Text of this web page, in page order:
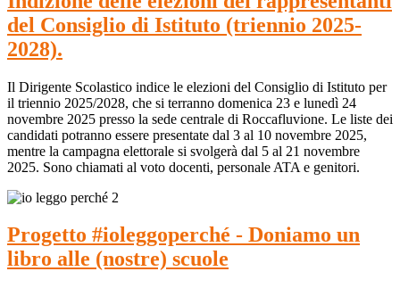
del Consiglio di Istituto (triennio 2025-
2028).
Il Dirigente Scolastico indice le elezioni del Consiglio di Istituto per
il triennio 2025/2028, che si terranno domenica 23 e lunedì 24
novembre 2025 presso la sede centrale di Roccafluvione. Le liste dei
candidati potranno essere presentate dal 3 al 10 novembre 2025,
mentre la campagna elettorale si svolgerà dal 5 al 21 novembre
2025. Sono chiamati al voto docenti, personale ATA e genitori.
Progetto #ioleggoperché - Doniamo un
libro alle (nostre) scuole